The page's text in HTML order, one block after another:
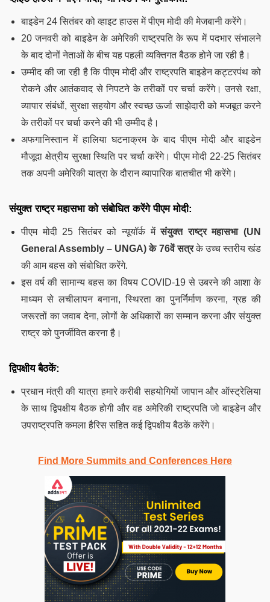
बाइडेन 24 सितंबर को व्हाइट हाउस में पीएम मोदी की मेजबानी करेंगे।
20 जनवरी को बाइडेन के अमेरिकी राष्ट्रपति के रूप में पदभार संभालने
के बाद दोनों नेताओं के बीच यह पहली व्यक्तिगत बैठक होने जा रही है।
उम्मीद की जा रही है कि पीएम मोदी और राष्ट्रपति बाइडेन कट्टरपंथ को
रोकने और आतंकवाद से निपटने के तरीकों पर चर्चा करेंगे। उनसे रक्षा,
व्यापार संबंधों, सुरक्षा सहयोग और स्वच्छ ऊर्जा साझेदारी को मजबूत करने
के तरीकों पर चर्चा करने की भी उम्मीद है।
अफगानिस्तान में हालिया घटनाक्रम के बाद पीएम मोदी और बाइडेन
मौजूदा क्षेत्रीय सुरक्षा स्थिति पर चर्चा करेंगे। पीएम मोदी 22-25 सितंबर
तक अपनी अमेरिकी यात्रा के दौरान व्यापारिक बातचीत भी करेंगे।
संयुक्त राष्ट्र महासभा को संबोधित करेंगे पीएम मोदी:
पीएम मोदी 25 सितंबर को न्यूयॉर्क मेंसंयुक्त राष्ट्र महासभा (UN
General Assembly – UNGA) के 76वें सत्रके उच्च स्तरीय खंड
की आम बहस को संबोधित करेंगे.
इस वर्ष की सामान्य बहस का विषय COVID-19 से उबरने की आशा के
माध्यम से लचीलापन बनाना, स्थिरता का पुनर्निर्माण करना, ग्रह की
जरूरतों का जवाब देना, लोगों के अधिकारों का सम्मान करना और संयुक्त
राष्ट्र को पुनर्जीवित करना है।
द्विपक्षीय बैठकें:
प्रधान मंत्री की यात्रा हमारे करीबी सहयोगियों जापान और ऑस्ट्रेलिया
के साथ द्विपक्षीय बैठक होगी और वह अमेरिकी राष्ट्रपति जो बाइडेन और
उपराष्ट्रपति कमला हैरिस सहित कई द्विपक्षीय बैठकें करेंगे।
Find More Summits and Conferences Here